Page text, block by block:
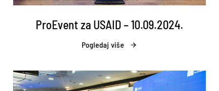
ProEvent za USAID – 10.09.2024.
Pogledaj više